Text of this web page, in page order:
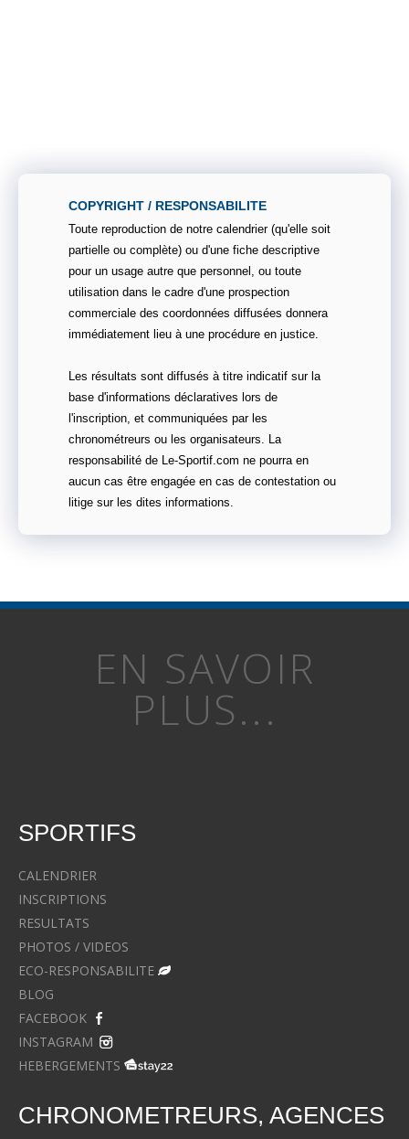
COPYRIGHT / RESPONSABILITE
Toute reproduction de notre calendrier (qu'elle soit
partielle ou complète) ou d'une fiche descriptive
pour un usage autre que personnel, ou toute
utilisation dans le cadre d'une prospection
commerciale des coordonnées diffusées donnera
immédiatement lieu à une procédure en justice.
Les résultats sont diffusés à titre indicatif sur la
base d'informations déclaratives lors de
l'inscription, et communiquées par les
chronométreurs ou les organisateurs. La
responsabilité de Le-Sportif.com ne pourra en
aucun cas être engagée en cas de contestation ou
litige sur les dites informations.
EN SAVOIR
PLUS...
SPORTIFS
CALENDRIER
INSCRIPTIONS
RESULTATS
PHOTOS / VIDEOS
ECO-RESPONSABILITE
BLOG
FACEBOOK
INSTAGRAM
HEBERGEMENTS
CHRONOMETREURS, AGENCES